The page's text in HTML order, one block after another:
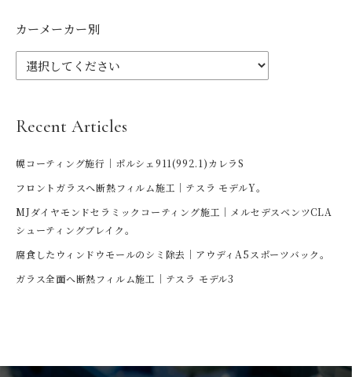
カーメーカー別
Recent Articles
幌コーティング施行｜ポルシェ911(992.1)カレラS
フロントガラスへ断熱フィルム施工｜テスラ モデルY。
MJダイヤモンドセラミックコーティング施工｜メルセデスベンツCLA
シューティングブレイク。
腐食したウィンドウモールのシミ除去｜アウディA5スポーツバック。
ガラス全面へ断熱フィルム施工｜テスラ モデル3